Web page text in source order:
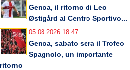
Genoa, il ritorno di Leo
Østigård al Centro Sportivo...
05.08.2026 18:47
Genoa, sabato sera il Trofeo
Spagnolo, un importante
ritorno